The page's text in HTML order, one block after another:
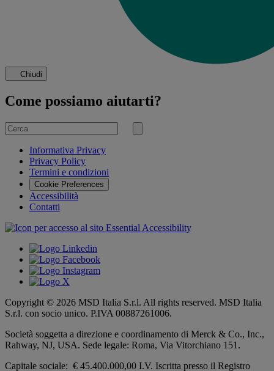
Chiudi
Come possiamo aiutarti?
Cerca
per
Invia
Informativa Privacy
Privacy Policy
Termini e condizioni
Cookie Preferences
Accessibilità
Contatti
Copyright © 2026 MSD Italia S.r.l. All rights reserved. MSD Italia
S.r.l. con socio unico. P.IVA 00887261006.
Società soggetta a direzione e coordinamento di Merck & Co., Inc.,
Rahway, NJ, USA. Sede legale: Roma, Via Vitorchiano 151.
Capitale sociale: € 45.400.000,00 I.V. Iscritta presso il Registro